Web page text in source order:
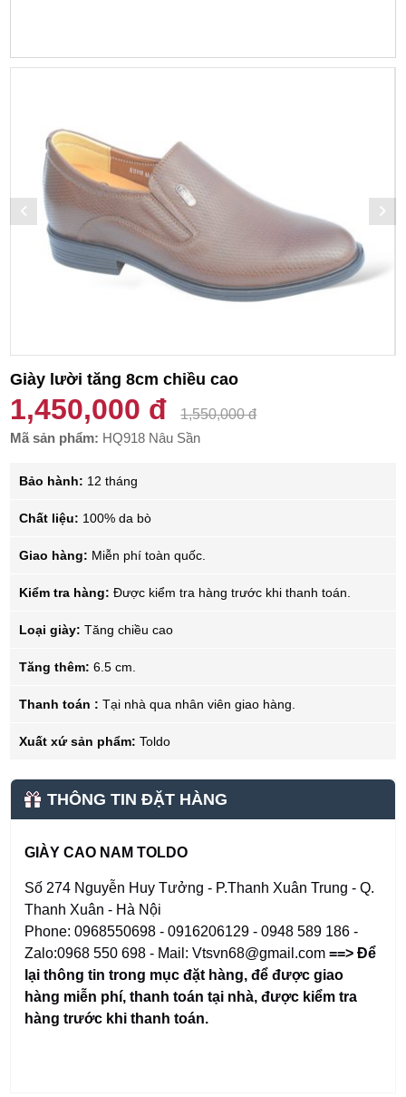
Giày lười tăng 8cm chiều cao
1,450,000 đ
1,550,000 đ
Mã sản phẩm: HQ918 Nâu Sần
Bảo hành: 12 tháng
Chất liệu: 100% da bò
Giao hàng: Miễn phí toàn quốc.
Kiểm tra hàng: Được kiểm tra hàng trước khi thanh toán.
Loại giày: Tăng chiều cao
Tăng thêm: 6.5 cm.
Thanh toán : Tại nhà qua nhân viên giao hàng.
Xuất xứ sản phẩm: Toldo
THÔNG TIN ĐẶT HÀNG
GIÀY CAO NAM TOLDO
Số 274 Nguyễn Huy Tưởng - P.Thanh Xuân Trung - Q.
Thanh Xuân - Hà Nội
Phone: 0968550698 - 0916206129 - 0948 589 186 -
Zalo:0968 550 698 - Mail: Vtsvn68@gmail.com==> Để
lại thông tin trong mục đặt hàng,để được giao
hàng miễn phí, thanh toán tại nhà, được kiểm tra
hàng trước khi thanh toán.